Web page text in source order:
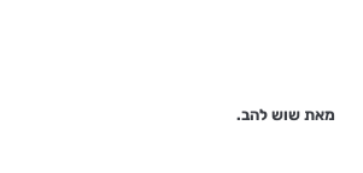
מאת שוש להב.